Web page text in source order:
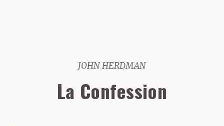
JOHN HERDMAN
La Confession